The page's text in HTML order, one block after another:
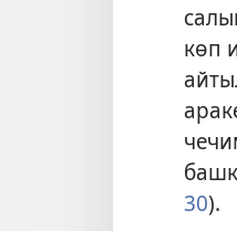
көп
30).